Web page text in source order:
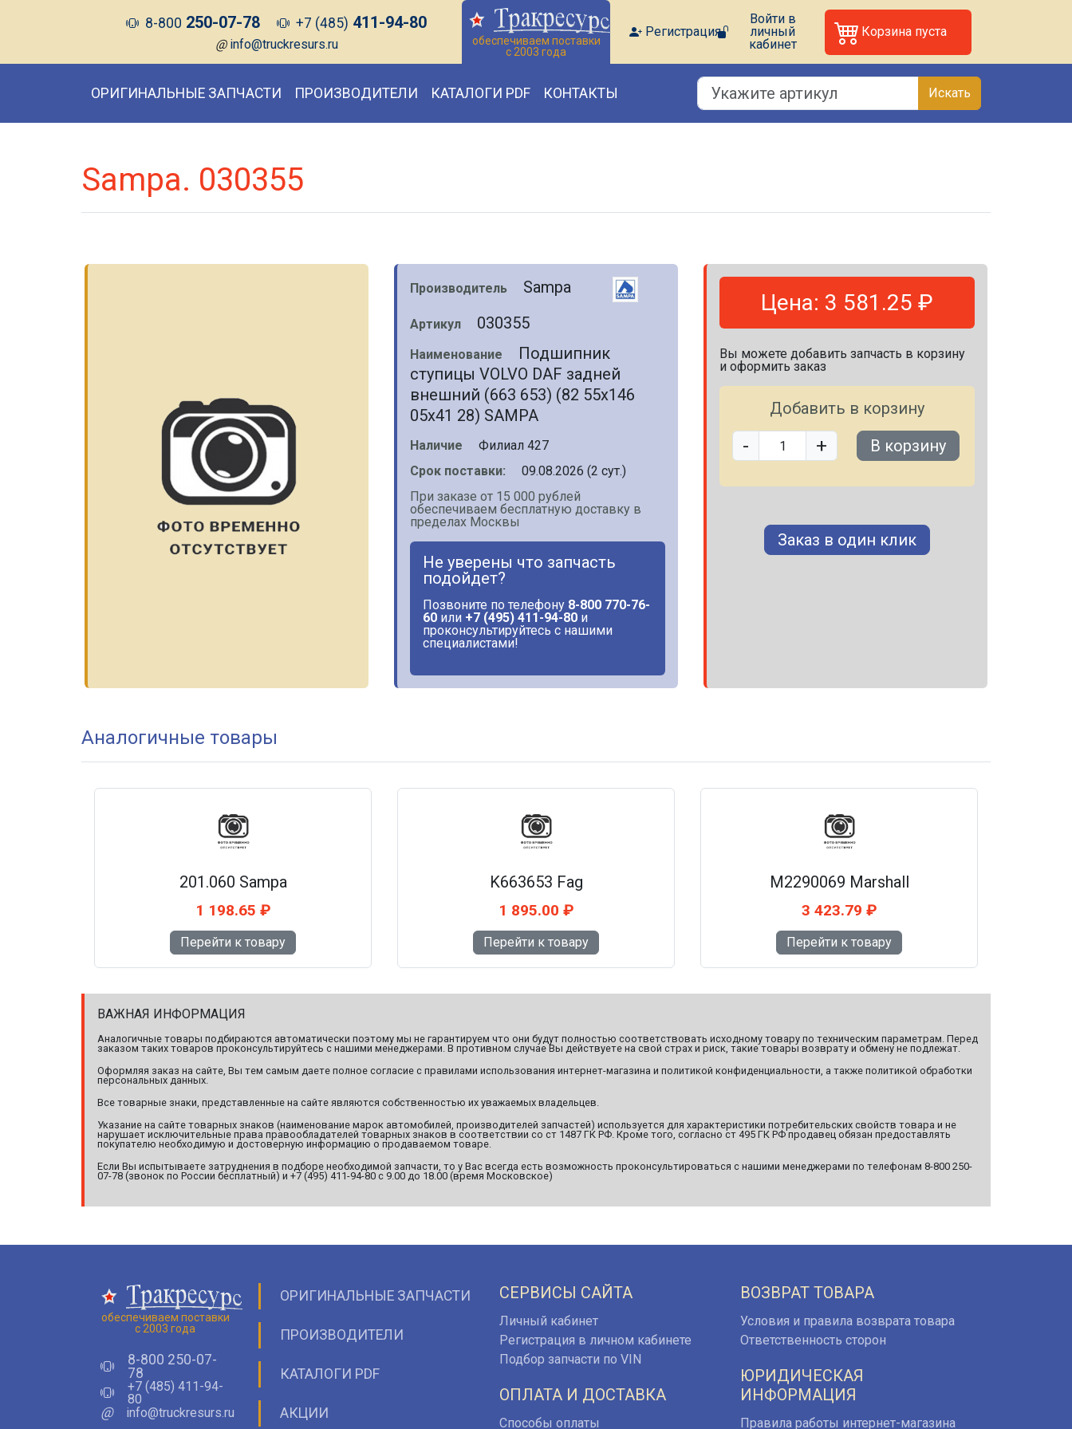
8-800 250-07-78 +7 (485) 411-94-80
@ info@truckresurs.ru
обеспечиваем поставки
с 2003 года
Регистрация
Войти в
личный
кабинет
Корзина пуста
ОРИГИНАЛЬНЫЕ ЗАПЧАСТИ ПРОИЗВОДИТЕЛИ КАТАЛОГИ PDF КОНТАКТЫ Искать
Sampa. 030355
Производитель Sampa
Артикул 030355
Наименование
Подшипник
ступицы VOLVO DAF задней
внешний (663 653) (82 55х146
05х41 28) SAMPA
Наличие
Филиал 427
Срок поставки:
09.08.2026 (2 сут.)
При заказе от 15 000 рублей
обеспечиваем бесплатную доставку в
пределах Москвы
Не уверены что запчасть
подойдет?
Позвоните по телефону 8-800 770-76-
60 или +7 (495) 411-94-80 и
проконсультируйтесь с нашими
специалистами!
Цена: 3 581.25 ₽
Вы можете добавить запчасть в корзину
и оформить заказ
Добавить в корзину
- + В корзину
Заказ в один клик
Аналогичные товары
201.060 Sampa
1 198.65 ₽
Перейти к товару
K663653 Fag
1 895.00 ₽
Перейти к товару
M2290069 Marshall
3 423.79 ₽
Перейти к товару
ВАЖНАЯ ИНФОРМАЦИЯ
Аналогичные товары подбираются автоматически поэтому мы не гарантируем что они будут полностью соответствовать исходному товару по техническим параметрам. Перед
заказом таких товаров проконсультируйтесь с нашими менеджерами. В противном случае Вы действуете на свой страх и риск, такие товары возврату и обмену не подлежат.
Оформляя заказ на сайте, Вы тем самым даете полное согласие с правилами использования интернет-магазина и политикой конфиденциальности, а также политикой обработки
персональных данных.
Все товарные знаки, представленные на сайте являются собственностью их уважаемых владельцев.
Указание на сайте товарных знаков (наименование марок автомобилей, производителей запчастей) используется для характеристики потребительских свойств товара и не
нарушает исключительные права правообладателей товарных знаков в соответствии со ст 1487 ГК РФ. Кроме того, согласно ст 495 ГК РФ продавец обязан предоставлять
покупателю необходимую и достоверную информацию о продаваемом товаре.
Если Вы испытываете затруднения в подборе необходимой запчасти, то у Вас всегда есть возможность проконсультироваться с нашими менеджерами по телефонам 8-800 250-
07-78 (звонок по России бесплатный) и +7 (495) 411-94-80 с 9.00 до 18.00 (время Московское)
обеспечиваем поставки
с 2003 года
8-800 250-07-
78
+7 (485) 411-94-
80
@ info@truckresurs.ru
ОРИГИНАЛЬНЫЕ ЗАПЧАСТИ
ПРОИЗВОДИТЕЛИ
КАТАЛОГИ PDF
АКЦИИ
СЕРВИСЫ САЙТА
Личный кабинет
Регистрация в личном кабинете
Подбор запчасти по VIN
ОПЛАТА И ДОСТАВКА
Способы оплаты
ВОЗВРАТ ТОВАРА
Условия и правила возврата товара
Ответственность сторон
ЮРИДИЧЕСКАЯ
ИНФОРМАЦИЯ
Правила работы интернет-магазина